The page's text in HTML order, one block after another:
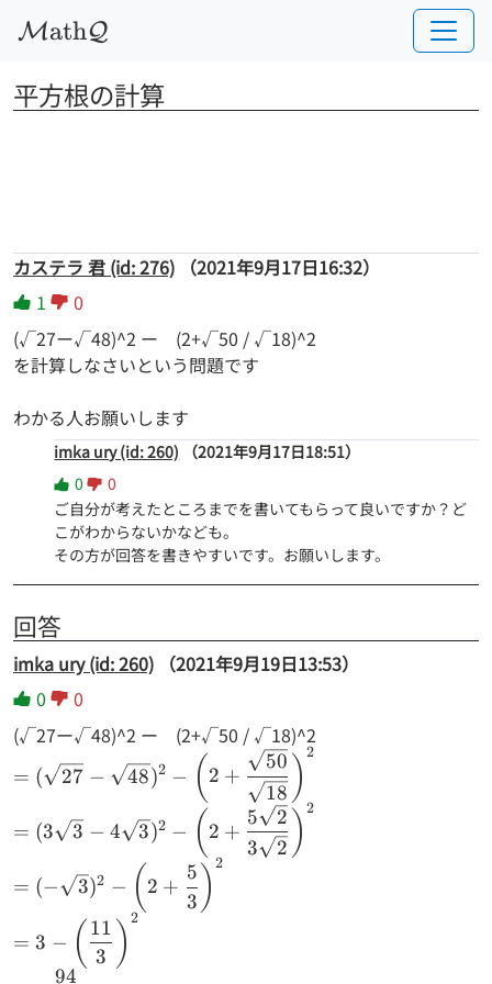
MathQ
平方根の計算
カステラ 君 (id: 276)
（2021年9月17日16:32）
1
0
(√27ー√48)^2 ー (2+√50 / √18)^2
を計算しなさいという問題です
わかる人お願いします
imka ury (id: 260)
（2021年9月17日18:51）
0
0
ご自分が考えたところまでを書いてもらって良いですか？ど
こがわからないかなども。
その方が回答を書きやすいです。お願いします。
回答
imka ury (id: 260)
（2021年9月19日13:53）
0
0
(√27ー√48)^2 ー (2+√50 / √18)^2
=(\sqrt{27} -
\sqrt{48})^2 -
2+\dfrac{\sqrt{50}}
\biggr)^2 \\ =
4\sqrt{3})^2 -
\biggl( 2+
= ( 27 − 48)2 − ( 2 +
18
50 ) 2
= (3 3 − 4 3)2 − ( 2 +
3 2
5 2 ) 2
= (− 3)2 − ( 2 +
3
5 ) 2
= 3 − ( 3
11 ) 2
94